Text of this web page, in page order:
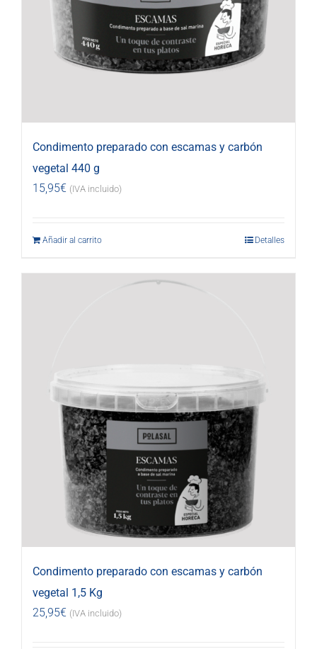
Condimento preparado con escamas y carbón
vegetal 440 g
15,95€ (IVA incluido)
Añadir al carrito Detalles
Condimento preparado con escamas y carbón
vegetal 1,5 Kg
25,95€ (IVA incluido)